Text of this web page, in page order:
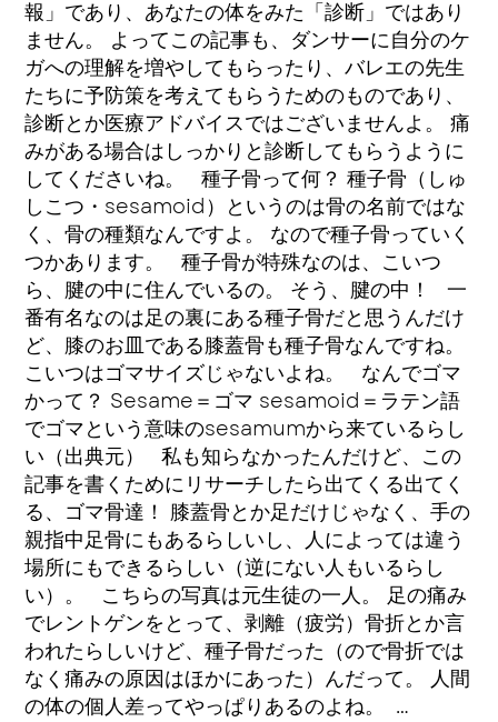
報」であり、あなたの体をみた「診断」ではあり
ません。 よってこの記事も、ダンサーに自分のケ
ガへの理解を増やしてもらったり、バレエの先生
たちに予防策を考えてもらうためのものであり、
診断とか医療アドバイスではございませんよ。 痛
みがある場合はしっかりと診断してもらうように
してくださいね。 種子骨って何？ 種子骨（しゅ
しこつ・sesamoid）というのは骨の名前ではな
く、骨の種類なんですよ。 なので種子骨っていく
つかあります。 種子骨が特殊なのは、こいつ
ら、腱の中に住んでいるの。 そう、腱の中！ 一
番有名なのは足の裏にある種子骨だと思うんだけ
ど、膝のお皿である膝蓋骨も種子骨なんですね。
こいつはゴマサイズじゃないよね。 なんでゴマ
かって？ Sesame＝ゴマ sesamoid＝ラテン語
でゴマという意味のsesamumから来ているらし
い（出典元） 私も知らなかったんだけど、この
記事を書くためにリサーチしたら出てくる出てく
る、ゴマ骨達！ 膝蓋骨とか足だけじゃなく、手の
親指中足骨にもあるらしいし、人によっては違う
場所にもできるらしい（逆にない人もいるらし
い）。 こちらの写真は元生徒の一人。 足の痛み
でレントゲンをとって、剥離（疲労）骨折とか言
われたらしいけど、種子骨だった（ので骨折では
なく痛みの原因はほかにあった）んだって。 人間
の体の個人差ってやっぱりあるのよね。 …